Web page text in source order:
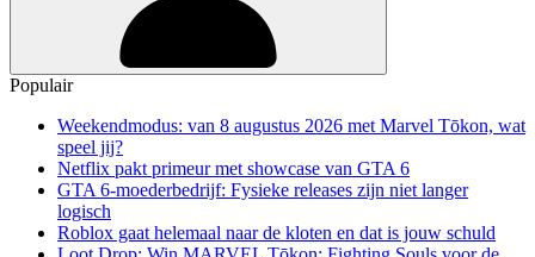
Populair
Weekendmodus: van 8 augustus 2026 met Marvel Tōkon, wat
speel jij?
Netflix pakt primeur met showcase van GTA 6
GTA 6-moederbedrijf: Fysieke releases zijn niet langer
logisch
Roblox gaat helemaal naar de kloten en dat is jouw schuld